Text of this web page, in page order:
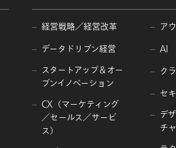
経営戦略／経営改革
データドリブン経営
スタートアップ＆オー
プンイノベーション
CX（マーケティング
／セールス／サービ
ス）
ア
AI
ク
セ
デ
チャ